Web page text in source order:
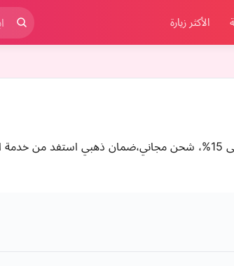
الأكثر زيارة
تسوق منتجات جوفنا الطبيعية من زيت الزيتون، العسل، الزعفران، الزعتر بخصومات حتى 15%،